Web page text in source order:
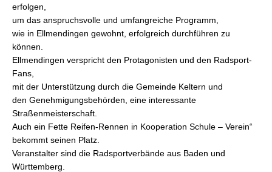
erfolgen,
um das anspruchsvolle und umfangreiche Programm,
wie in Ellmendingen gewohnt, erfolgreich durchführen zu
können.
Ellmendingen verspricht den Protagonisten und den Radsport-
Fans,
mit der Unterstützung durch die Gemeinde Keltern und
den Genehmigungsbehörden, eine interessante
Straßenmeisterschaft.
Auch ein Fette Reifen-Rennen in Kooperation Schule – Verein“
bekommt seinen Platz.
Veranstalter sind die Radsportverbände aus Baden und
Württemberg.